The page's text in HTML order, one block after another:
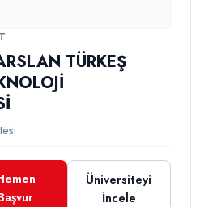
TÜRKEŞ
Üniversiteyi
İncele